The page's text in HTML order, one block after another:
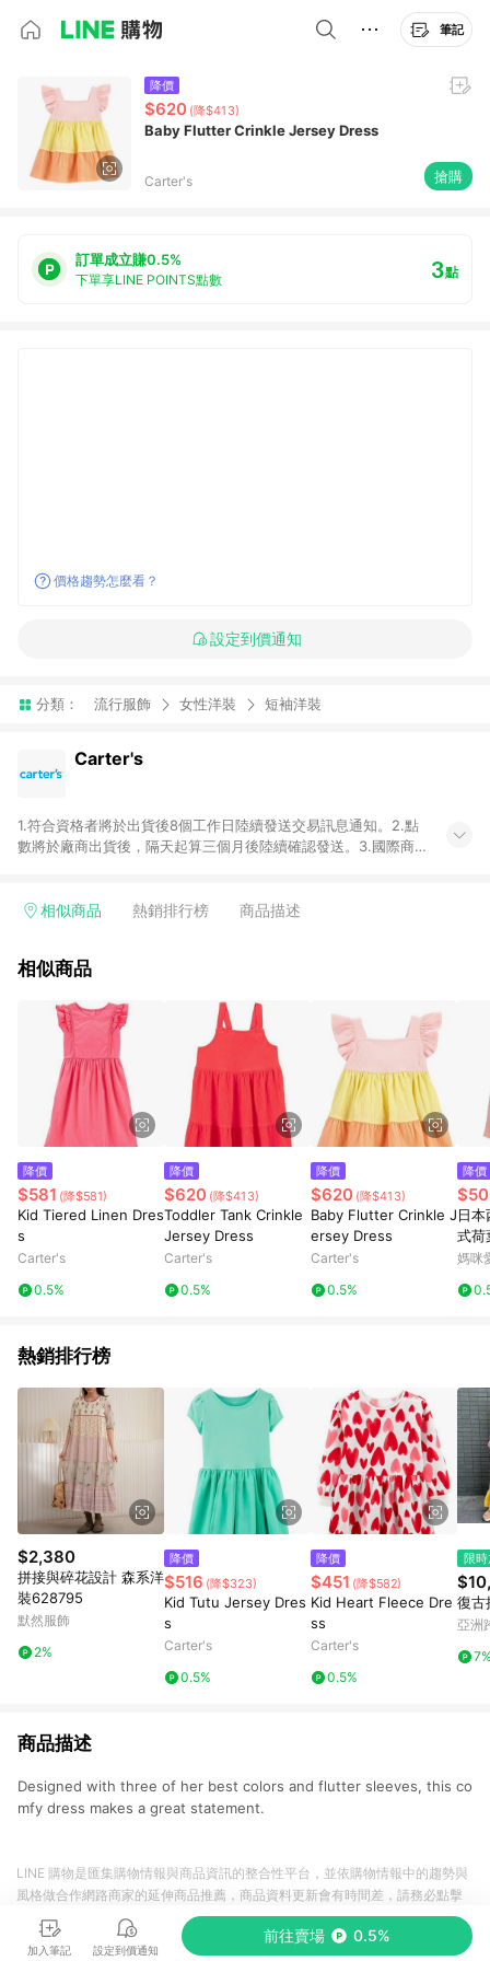
筆記
降價
$620 (降$413)
Baby Flutter Crinkle Jersey Dress
Carter's 搶購
訂單成立賺0.5%
下單享LINE POINTS點數 3點
價格趨勢怎麼看？
設定到價通知
分類： 流行服飾 女性洋裝 短袖洋裝
Carter's
1.符合資格者將於出貨後8個工作日陸續發送交易訊息通知。2.點
數將於廠商出貨後，隔天起算三個月後陸續確認發送。3.國際商
使用未授權優惠碼不符合贈點資格。6.點數發送依據及返點上限
商品加總金額），亦即點數回饋計算並非以Carter's實際購買商品
分運費或稅金，可返點金額將以系統回傳金額為準 8. 若於商家
App下單，不符合LINE購物導購資格。
相似商品 熱銷排行榜 商品描述
相似商品
降價
$581 (降$581)
Kid Tiered Linen Dres
s
Carter's
0.5%
降價
$620 (降$413)
Toddler Tank Crinkle
Jersey Dress
Carter's
0.5%
降價
$620 (降$413)
Baby Flutter Crinkle J
ersey Dress
Carter's
0.5%
降價
日
式荷
媽咪
熱銷排行榜
$2,380
拼接與碎花設計 森系洋
裝628795
默然服飾
2%
降價
$516 (降$323)
Kid Tutu Jersey Dres
s
Carter's
0.5%
降價
$451 (降$582)
Kid Heart Fleece Dre
ss
Carter's
0.5%
限
復古
亞洲
商品描述
Designed with three of her best colors and flutter sleeves, this co
mfy dress makes a great statement.
加入筆記 設定到價通知
前往賣場 0.5%
LINE 購物是匯集購物情報與商品資訊的整合性平台，並依購物情報中的趨勢與
風格做合作網路商家的延伸商品推薦，商品資料更新會有時間差，請務必點擊
商品至各合作網路商家，確認現售價與購物條件，一切資訊以合作廠商網頁為
準。